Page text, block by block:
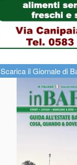
Scarica il Giornale di